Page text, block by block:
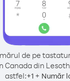
de pe
Canada din
astfel:+1 + Număr